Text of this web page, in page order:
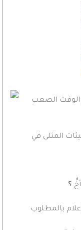
الوقت الصعب
المثلى في
؟
بالمطلوب